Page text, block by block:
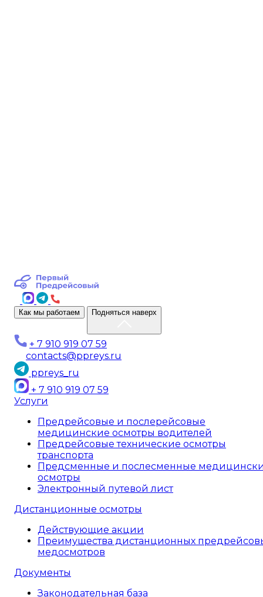
Как мы работаем Подняться наверх
+ 7 910 919 07 59
contacts@ppreys.ru
ppreys_ru
+ 7 910 919 07 59
Услуги
Предрейсовые и послерейсовые
медицинские осмотры водителей
Предрейсовые технические осмотры
транспорта
Предсменные и послесменные
осмотры
Электронный путевой лист
Дистанционные осмотры
Действующие акции
Преимущества дистанционных
медосмотров
Документы
Законодательная база